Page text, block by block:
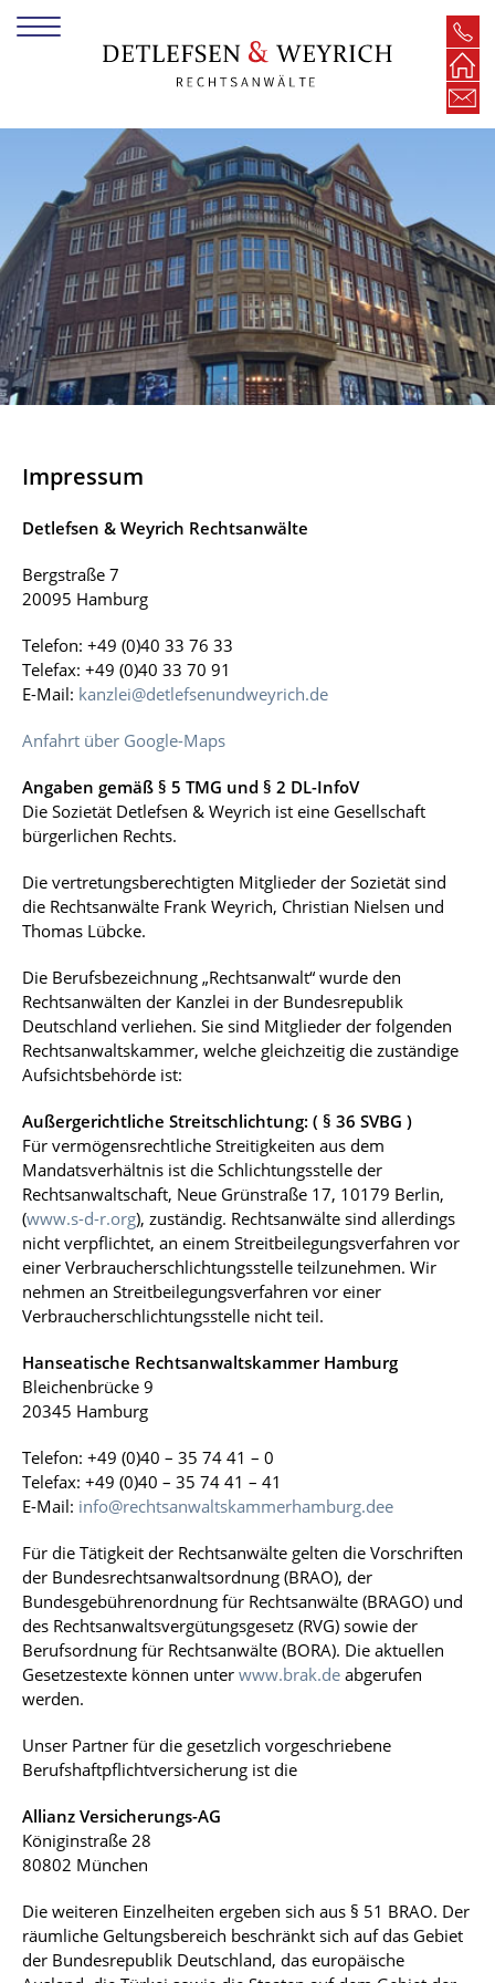
Impressum
Detlefsen & Weyrich Rechtsanwälte
Bergstraße 7
20095 Hamburg
Telefon: +49 (0)40 33 76 33
Telefax: +49 (0)40 33 70 91
E-Mail: kanzlei@detlefsenundweyrich.de
Anfahrt über Google-Maps
Angaben gemäß § 5 TMG und § 2 DL-InfoV
Die Sozietät Detlefsen & Weyrich ist eine Gesellschaft
bürgerlichen Rechts.
Die vertretungsberechtigten Mitglieder der Sozietät sind
die Rechtsanwälte Frank Weyrich, Christian Nielsen und
Thomas Lübcke.
Die Berufsbezeichnung „Rechtsanwalt“ wurde den
Rechtsanwälten der Kanzlei in der Bundesrepublik
Deutschland verliehen. Sie sind Mitglieder der folgenden
Rechtsanwaltskammer, welche gleichzeitig die zuständige
Aufsichtsbehörde ist:
Außergerichtliche Streitschlichtung: ( § 36 SVBG )
Für vermögensrechtliche Streitigkeiten aus dem
Mandatsverhältnis ist die Schlichtungsstelle der
Rechtsanwaltschaft, Neue Grünstraße 17, 10179 Berlin,
(www.s-d-r.org), zuständig. Rechtsanwälte sind allerdings
nicht verpflichtet, an einem Streitbeilegungsverfahren vor
einer Verbraucherschlichtungsstelle teilzunehmen. Wir
nehmen an Streitbeilegungsverfahren vor einer
Verbraucherschlichtungsstelle nicht teil.
Hanseatische Rechtsanwaltskammer Hamburg
Bleichenbrücke 9
20345 Hamburg
Telefon: +49 (0)40 – 35 74 41 – 0
Telefax: +49 (0)40 – 35 74 41 – 41
E-Mail: info@rechtsanwaltskammerhamburg.dee
Für die Tätigkeit der Rechtsanwälte gelten die Vorschriften
der Bundesrechtsanwaltsordnung (BRAO), der
Bundesgebührenordnung für Rechtsanwälte (BRAGO) und
des Rechtsanwaltsvergütungsgesetz (RVG) sowie der
Berufsordnung für Rechtsanwälte (BORA). Die aktuellen
Gesetzestexte können unter www.brak.de abgerufen
werden.
Unser Partner für die gesetzlich vorgeschriebene
Berufshaftpflichtversicherung ist die
Allianz Versicherungs-AG
Königinstraße 28
80802 München
Die weiteren Einzelheiten ergeben sich aus § 51 BRAO. Der
räumliche Geltungsbereich beschränkt sich auf das Gebiet
der Bundesrepublik Deutschland, das europäische